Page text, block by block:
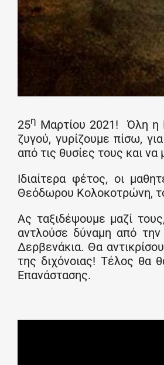
25η Μαρτίου 2021! Όλη η
ζυγού, γυρίζουμε πίσω,
από τις θυσίες τους και
Ιδιαίτερα φέτος, οι
Θεόδωρου Κολοκοτρώνη,
Ας ταξιδέψουμε μαζί
αντλούσε δύναμη από
Δερβενάκια. Θα
της διχόνοιας! Τέλος θα
Επανάστασης.